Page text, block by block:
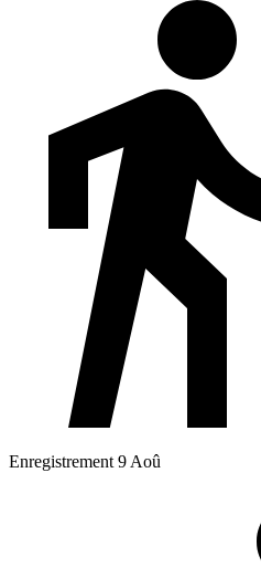
Enregistrement 9 Aoû